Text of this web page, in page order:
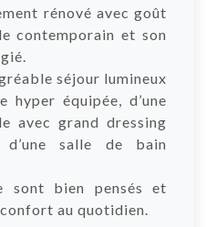
rénové avec goût
contemporain et son
séjour lumineux
hyper équipée, d’une
avec grand dressing
salle de bain
sont bien pensés et
au quotidien.